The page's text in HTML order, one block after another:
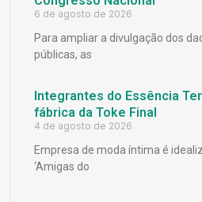
6 de agosto de 2026
Para ampliar a divulgação dos
públicas, as
Integrantes do Essência
fábrica da Toke Final
4 de agosto de 2026
Empresa de moda íntima é
‘Amigas do